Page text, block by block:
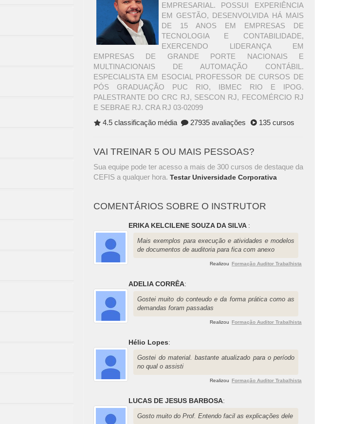
EMPRESARIAL. POSSUI EXPERIÊNCIA
EM GESTÃO, DESENVOLVIDA HÁ MAIS
DE 15 ANOS EM EMPRESAS DE
TECNOLOGIA E CONTABILIDADE,
EXERCENDO LIDERANÇA EM
EMPRESAS DE GRANDE PORTE NACIONAIS E
MULTINACIONAIS DE AUTOMAÇÃO CONTÁBIL.
ESPECIALISTA EM ESOCIAL PROFESSOR DE CURSOS DE
PÓS GRADUAÇÃO PUC RIO, IBMEC RIO E IPOG.
PALESTRANTE DO CRC RJ, SESCON RJ, FECOMÉRCIO RJ
E SEBRAE RJ. CRA RJ 03-02099
4.5 classificação média
27935 avaliações 135 cursos
VAI TREINAR 5 OU MAIS PESSOAS?
Sua equipe pode ter acesso a mais de 300 cursos de destaque da
CEFIS a qualquer hora.Testar Universidade Corporativa
COMENTÁRIOS SOBRE O INSTRUTOR
ERIKA KELCILENE SOUZA DA SILVA :
Mais exemplos para execução e atividades e modelos
de documentos de auditoria para fica com anexo
Realizou Formação Auditor Trabalhista
ADELIA CORRÊA:
Gostei muito do conteudo e da forma prática como as
demandas foram passadas
Realizou Formação Auditor Trabalhista
Hélio Lopes:
Gostei do material. bastante atualizado para o período
no qual o assisti
Realizou Formação Auditor Trabalhista
LUCAS DE JESUS BARBOSA:
Gosto muito do Prof. Entendo facil as explicações dele